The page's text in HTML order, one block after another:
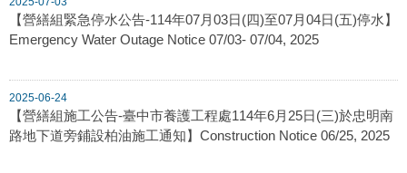
【營繕組緊急停水公告-114年07月03日(四)至07月04日(五)停水】
Emergency Water Outage Notice 07/03- 07/04, 2025
2025-06-24
【營繕組施工公告-臺中市養護工程處114年6月25日(三)於忠明南
路地下道旁鋪設柏油施工通知】Construction Notice 06/25, 2025